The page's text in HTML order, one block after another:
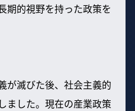
期的視野を持った政策を
が滅びた後、社会主義的
ました。現在の産業政策